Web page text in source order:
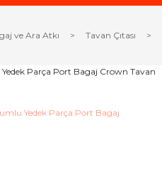
ve Ara Atkı Tavan Çıtası